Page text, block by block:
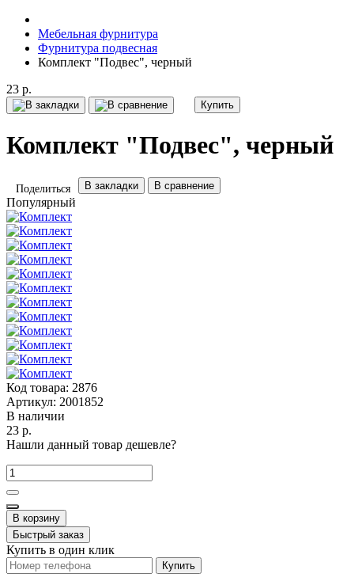
Мебельная фурнитура
Фурнитура подвесная
Комплект "Подвес", черный
23 р.
Купить
Комплект "Подвес", черный
Поделиться В закладки В сравнение
Популярный
Код товара: 2876
Артикул: 2001852
В наличии
23 р.
Нашли данный товар дешевле?
В корзину
Быстрый заказ
Купить в один клик
Купить